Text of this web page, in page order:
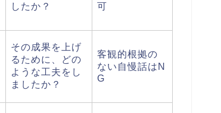
したか？
可
その成果を上げ
るために、どの
ような工夫をし
ましたか？
客観的根拠の
ない自慢話はN
G